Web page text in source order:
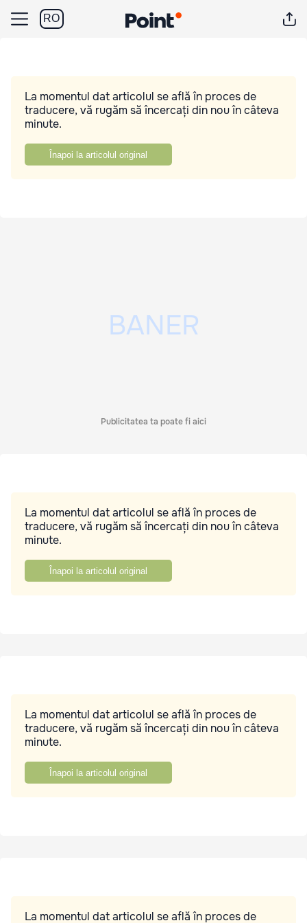
RO
La momentul dat articolul se află în proces de
traducere, vă rugăm să încercați din nou în câteva
minute.
Înapoi la articolul original
Publicitatea ta poate fi aici
La momentul dat articolul se află în proces de
traducere, vă rugăm să încercați din nou în câteva
minute.
Înapoi la articolul original
La momentul dat articolul se află în proces de
traducere, vă rugăm să încercați din nou în câteva
minute.
Înapoi la articolul original
La momentul dat articolul se află în proces de